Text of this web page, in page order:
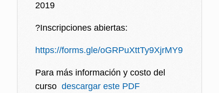
2019
?Inscripciones abiertas:
https://forms.gle/oGRPuXttTy9XjrMY9
Para más información y costo del
curso descargar este PDF